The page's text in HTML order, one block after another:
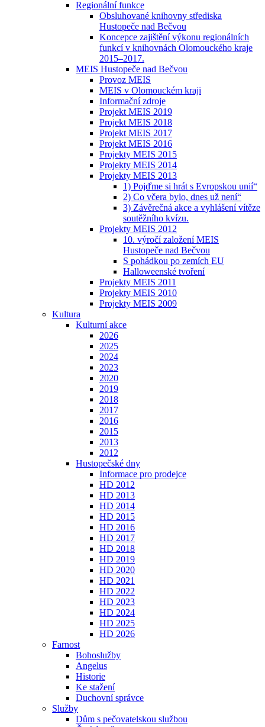
Regionální funkce
Obsluhované knihovny střediska
Hustopeče nad Bečvou
Koncepce zajištění výkonu regionálních
funkcí v knihovnách Olomouckého kraje
2015–2017.
MEIS Hustopeče nad Bečvou
Provoz MEIS
MEIS v Olomouckém kraji
Informační zdroje
Projekt MEIS 2019
Projekt MEIS 2018
Projekt MEIS 2017
Projekt MEIS 2016
Projekty MEIS 2015
Projekty MEIS 2014
Projekty MEIS 2013
1) Pojďme si hrát s Evropskou unií“
2) Co včera bylo, dnes už není“
3) Závěrečná akce a vyhlášení vítěze
soutěžního kvízu.
Projekty MEIS 2012
10. výročí založení MEIS
Hustopeče nad Bečvou
S pohádkou po zemích EU
Halloweenské tvoření
Projekty MEIS 2011
Projekty MEIS 2010
Projekty MEIS 2009
Kultura
Kulturní akce
2026
2025
2024
2023
2020
2019
2018
2017
2016
2015
2013
2012
Hustopečské dny
Informace pro prodejce
HD 2012
HD 2013
HD 2014
HD 2015
HD 2016
HD 2017
HD 2018
HD 2019
HD 2020
HD 2021
HD 2022
HD 2023
HD 2024
HD 2025
HD 2026
Farnost
Bohoslužby
Angelus
Historie
Ke stažení
Duchovní správce
Služby
Dům s pečovatelskou službou